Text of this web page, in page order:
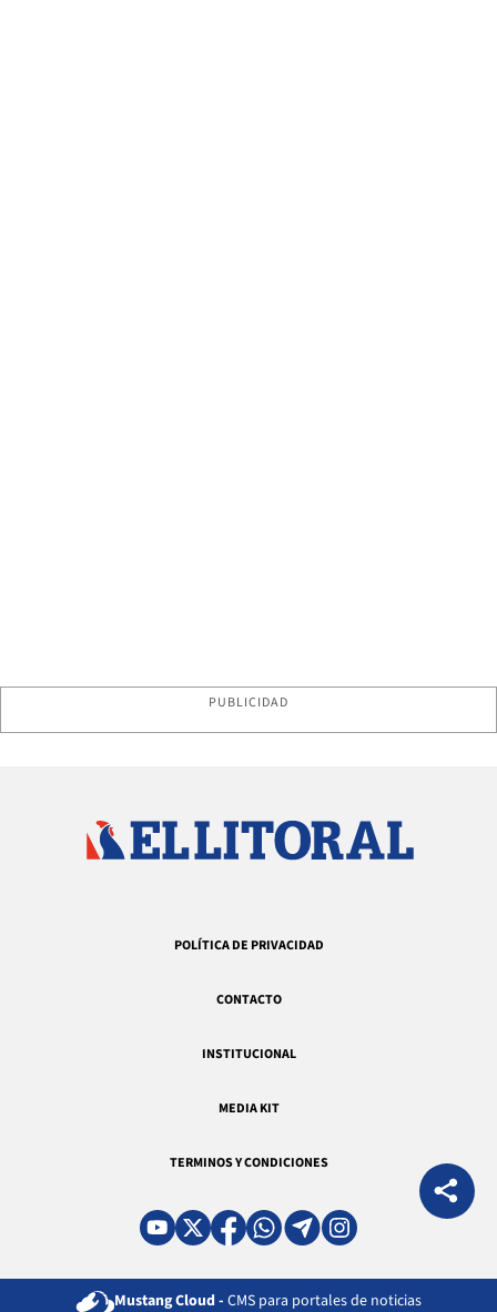
PUBLICIDAD
POLÍTICA DE PRIVACIDAD
CONTACTO
INSTITUCIONAL
MEDIA KIT
TERMINOS Y CONDICIONES
Mustang Cloud - CMS para portales de noticias